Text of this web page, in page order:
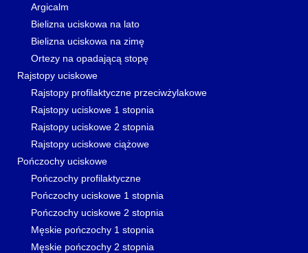
Argicalm
Bielizna uciskowa na lato
Bielizna uciskowa na zimę
Ortezy na opadającą stopę
Rajstopy uciskowe
Rajstopy profilaktyczne przeciwżylakowe
Rajstopy uciskowe 1 stopnia
Rajstopy uciskowe 2 stopnia
Rajstopy uciskowe ciążowe
Pończochy uciskowe
Pończochy profilaktyczne
Pończochy uciskowe 1 stopnia
Pończochy uciskowe 2 stopnia
Męskie pończochy 1 stopnia
Męskie pończochy 2 stopnia